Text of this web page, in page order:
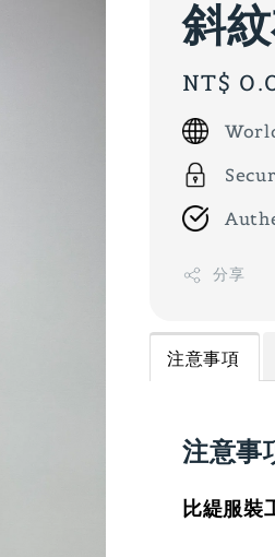
斜
price
NT$
分享
注意事項
注意事
比緹服裝